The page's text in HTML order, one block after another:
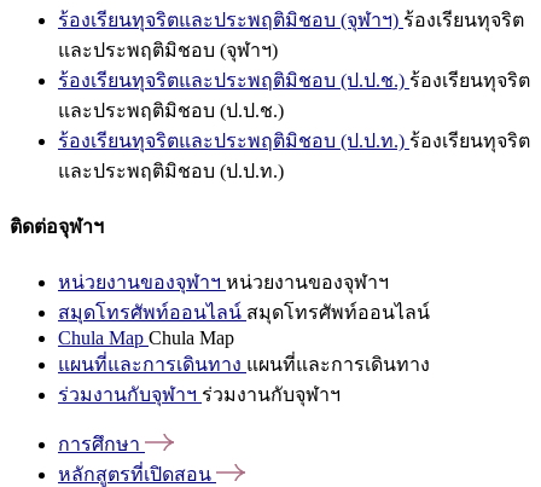
ร้องเรียนทุจริตและประพฤติมิชอบ (จุฬาฯ) ร้องเรียนทุจริต
และประพฤติมิชอบ (จุฬาฯ)
ร้องเรียนทุจริตและประพฤติมิชอบ (ป.ป.ช.) ร้องเรียนทุจริต
และประพฤติมิชอบ (ป.ป.ช.)
ร้องเรียนทุจริตและประพฤติมิชอบ (ป.ป.ท.) ร้องเรียนทุจริต
และประพฤติมิชอบ (ป.ป.ท.)
ติดต่อจุฬาฯ
หน่วยงานของจุฬาฯ หน่วยงานของจุฬาฯ
สมุดโทรศัพท์ออนไลน์ สมุดโทรศัพท์ออนไลน์
Chula Map Chula Map
แผนที่และการเดินทาง แผนที่และการเดินทาง
ร่วมงานกับจุฬาฯ ร่วมงานกับจุฬาฯ
การศึกษา
หลักสูตรที่เปิดสอน